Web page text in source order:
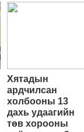
Хятадын
ардчилсан
холбооны 13
дахь удаагийн
төв хорооны